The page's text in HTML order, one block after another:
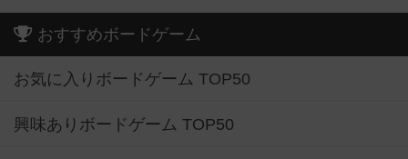
おすすめボードゲーム
お気に入りボードゲーム TOP50
興味ありボードゲーム TOP50